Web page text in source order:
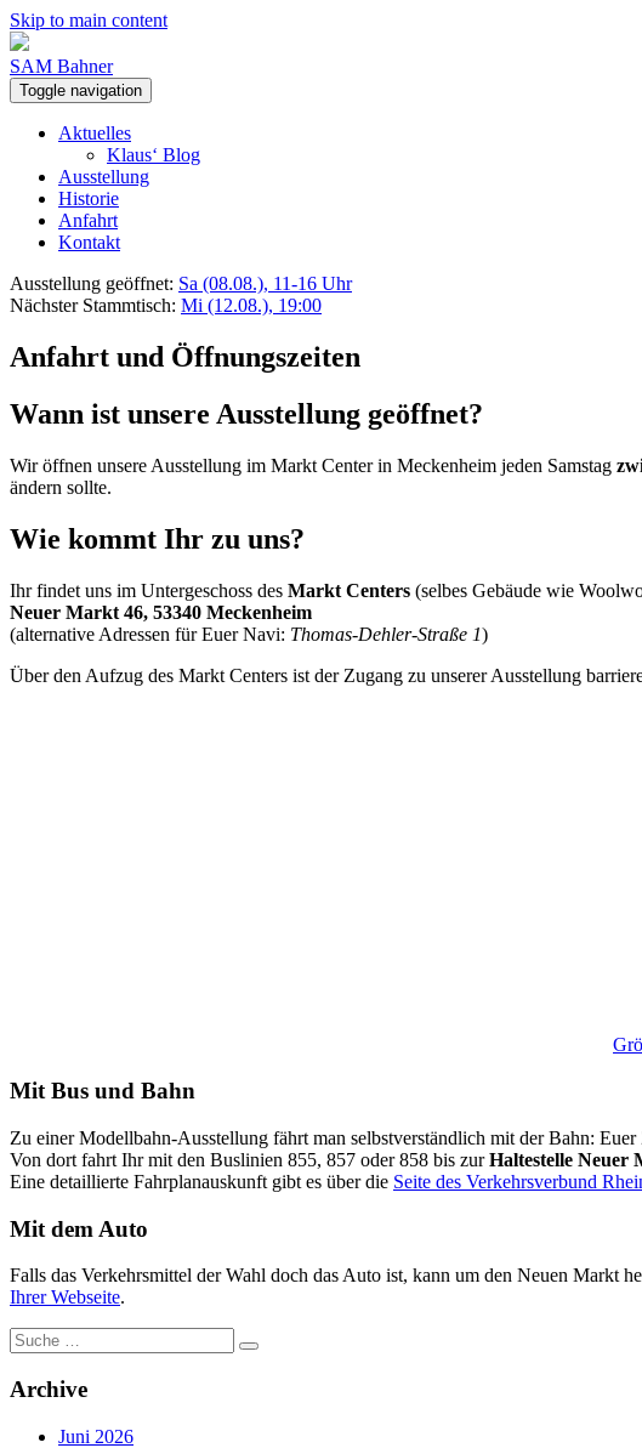
Skip to main content
SAM Bahner
Toggle navigation
Aktuelles
Klaus‘ Blog
Ausstellung
Historie
Anfahrt
Kontakt
Ausstellung geöffnet: Sa (08.08.), 11-16 Uhr
Nächster Stammtisch: Mi (12.08.), 19:00
Anfahrt und Öffnungszeiten
Wann ist unsere Ausstellung geöffnet?
Wir öffnen unsere Ausstellung im Markt Center in Meckenheim jeden Samstag
ändern sollte.
Wie kommt Ihr zu uns?
Ihr findet uns im Untergeschoss des Markt Centers (selbes Gebäude wie
Neuer Markt 46, 53340 Meckenheim
(alternative Adressen für Euer Navi: Thomas-Dehler-Straße 1)
Über den Aufzug des Markt Centers ist der Zugang zu unserer Ausstellung
Mit Bus und Bahn
Zu einer Modellbahn-Ausstellung fährt man selbstverständlich mit der Bahn:
Von dort fahrt Ihr mit den Buslinien 855, 857 oder 858 bis zurHaltestelle Neuer
Eine detaillierte Fahrplanauskunft gibt es über die Seite des Verkehrsverbund
Mit dem Auto
Falls das Verkehrsmittel der Wahl doch das Auto ist, kann um den Neuen Markt
Ihrer Webseite.
Suche
nach:
Archive
Juni 2026